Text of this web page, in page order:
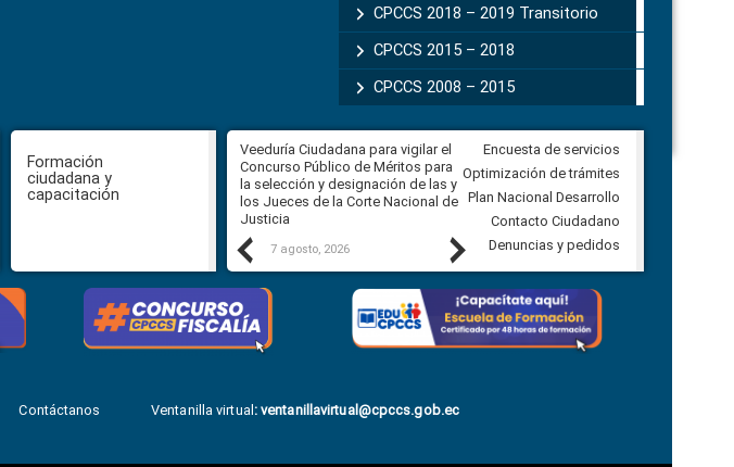
CPCCS 2018 – 2019 Transitorio
CPCCS 2015 – 2018
CPCCS 2008 – 2015
Formación
ciudadana y
capacitación
Previous
nuevos instrumentos
anticorrupción en Santo Domingo y
anuncia convocatoria para su
Veeduría Ciudadana para vigilar el
Concurso Público de Méritos para
la selección y designación de las y
los Jueces de la Corte Nacional de
Justicia
7 agosto, 2026
Veeduría para realizar el
seguimiento de la gestión
Autónomo Descentralizado
parroquial rural de Calacalí
6 agosto, 2026
Next
Encuesta de servicios
Optimización de trámites
Plan Nacional Desarrollo
Contacto Ciudadano
Denuncias y pedidos
Contáctanos Ventanilla virtual:ventanillavirtual@cpccs.gob.ec